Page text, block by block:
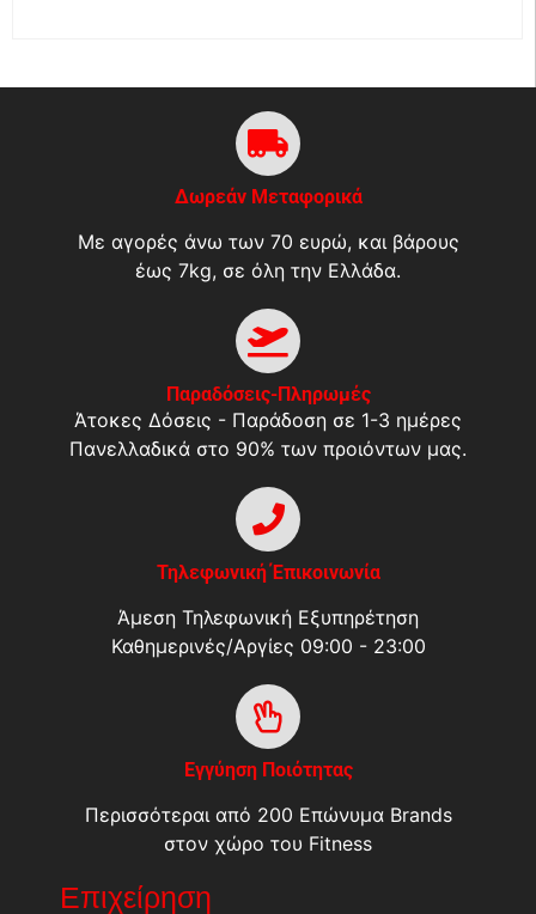
Δωρεάν Μεταφορικά
Με αγορές άνω των 70 ευρώ, και βάρους
έως 7kg, σε όλη την Ελλάδα.
Παραδόσεις-Πληρωμές
Άτοκες Δόσεις - Παράδοση σε 1-3 ημέρες
Πανελλαδικά στο 90% των προιόντων μας.
Τηλεφωνική Έπικοινωνία
Άμεση Τηλεφωνική Εξυπηρέτηση
Καθημερινές/Αργίες 09:00 - 23:00
Εγγύηση Ποιότητας
Περισσότεραι από 200 Επώνυμα Brands
στον χώρο του Fitness
Επιχείρηση